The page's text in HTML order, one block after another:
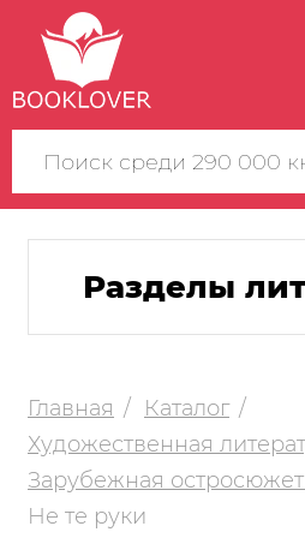
Поиск
по
сайту
Разделы
Главная
Каталог
Художественная
Зарубежная
Не те руки